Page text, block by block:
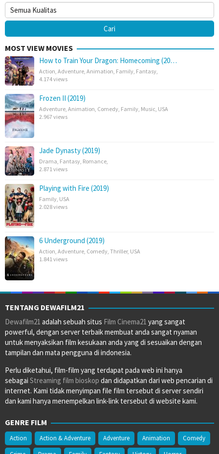
MOST VIEW MOVIES
How to Train Your Dragon: Homecoming (20…
Action Adventure Animation Family Fantasy
4.174 views
Frozen II (2019)
Adventure Animation Comedy Family Music USA
2.967 views
Jade Dynasty (2019)
Drama Fantasy Romance
2.871 views
Playing with Fire (2019)
Family USA
2.028 views
6 Underground (2019)
Action Adventure Comedy Thriller, USA
1.841 views
TENTANG DEWAFILM21
Dewafilm21 adalah sebuah situs Film Cinema21 yang sangat
powerful, dengan server terbaik membuat anda sangat nyaman
untuk menyaksikan film kesukaan anda yang di sesuaikan dengan
tampilan dan mata pengguna di indonesia.
Perlu diketahui, film-film yang terdapat pada web ini hanya
sebagai Streaming film bioskop dan didapatkan dari web pencarian di
internet. Kami tidak menyimpan file film tersebut di server sendiri
dan kami hanya menempelkan link-link tersebut di website kami.
GENRE FILM
Action Action & Adventure Adventure Animation
Comedy